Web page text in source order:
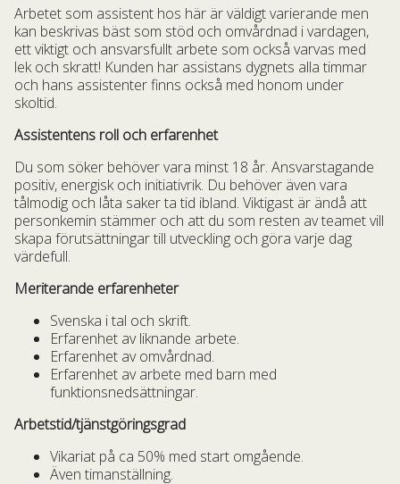
Arbetet som assistent hos här är väldigt varierande men
kan beskrivas bäst som stöd och omvårdnad i vardagen,
ett viktigt och ansvarsfullt arbete som också varvas med
lek och skratt! Kunden har assistans dygnets alla timmar
och hans assistenter finns också med honom under
skoltid.
Assistentens roll och erfarenhet
Du som söker behöver vara minst 18 år. Ansvarstagande
positiv, energisk och initiativrik. Du behöver även vara
tålmodig och låta saker ta tid ibland. Viktigast är ändå att
personkemin stämmer och att du som resten av teamet vill
skapa förutsättningar till utveckling och göra varje dag
värdefull.
Meriterande erfarenheter
Svenska i tal och skrift.
Erfarenhet av liknande arbete.
Erfarenhet av omvårdnad.
Erfarenhet av arbete med barn med
funktionsnedsättningar.
Arbetstid/tjänstgöringsgrad
Vikariat på ca 50% med start omgående.
Även timanställning.